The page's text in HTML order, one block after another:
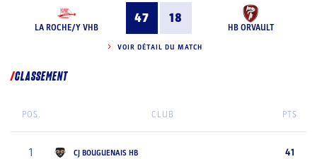
LA ROCHE/Y VHB
47 18
HB ORVAULT
VOIR DÉTAIL DU MATCH
CLASSEMENT
POS. CLUB PTS
1 CJ BOUGUENAIS HB 41